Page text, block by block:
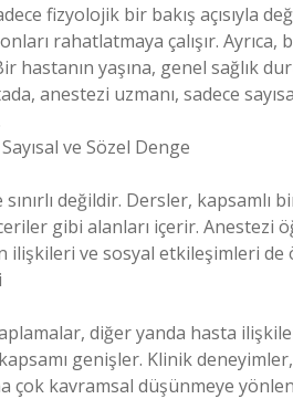
fizyolojik bir bakış açısıyla
rahatlatmaya çalışır. Ayrıca,
hastanın yaşına, genel sağlık
anestezi uzmanı, sadece
ve Sözel Denge
değildir. Dersler, kapsamlı
gibi alanları içerir. Anestezi
ilişkileri ve sosyal etkileşimleri
diğer yanda hasta
genişler. Klinik
çok kavramsal düşünmeye